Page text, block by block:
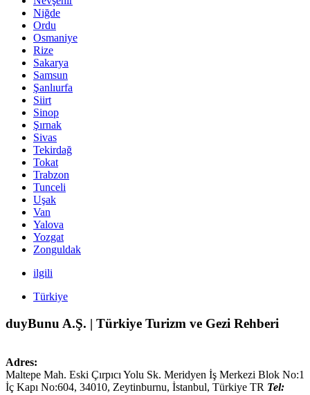
Niğde
Ordu
Osmaniye
Rize
Sakarya
Samsun
Şanlıurfa
Siirt
Sinop
Şırnak
Sivas
Tekirdağ
Tokat
Trabzon
Tunceli
Uşak
Van
Yalova
Yozgat
Zonguldak
ilgili
Türkiye
duyBunu A.Ş. | Türkiye Turizm ve Gezi Rehberi
Adres:
Maltepe Mah. Eski Çırpıcı Yolu Sk. Meridyen İş Merkezi Blok No:1
İç Kapı No:604, 34010, Zeytinburnu, İstanbul, Türkiye TR Tel: